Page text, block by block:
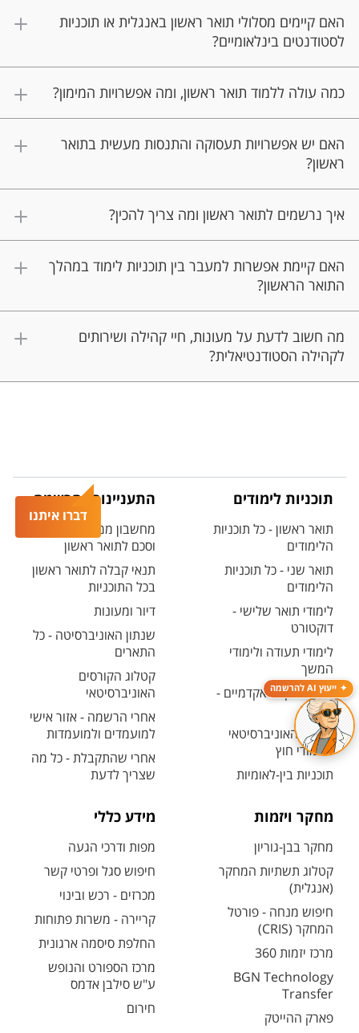
דברו איתנו
ייעוץ AI להרשמה
האם קיימים מסלולי תואר ראשון באנגלית או תוכניות
לסטודנטים בינלאומיים?
כמה עולה ללמוד תואר ראשון, ומה אפשרויות המימון?
האם יש אפשרויות תעסוקה והתנסות מעשית בתואר
ראשון?
איך נרשמים לתואר ראשון ומה צריך להכין?
האם קיימת אפשרות למעבר בין תוכניות לימוד במהלך
התואר הראשון?
מה חשוב לדעת על מעונות, חיי קהילה ושירותים
לקהילה הסטודנטיאלית?
תוכניות לימודים
תואר ראשון - כל תוכניות
הלימודים
תואר שני - כל תוכניות
הלימודים
לימודי תואר שלישי -
דוקטורט
לימודי תעודה ולימודי
המשך
לימודים קדם אקדמיים -
מכינות
המרכז האוניברסיטאי
ללימודי חוץ
תוכניות בין-לאומיות
התעניינות והרשמה
מחשבון ממוצע בגרות
וסכם לתואר ראשון
תנאי קבלה לתואר ראשון
בכל התוכניות
דיור ומעונות
שנתון האוניברסיטה - כל
התארים
קטלוג הקורסים
האוניברסיטאי
אחרי הרשמה - אזור אישי
למועמדים ולמועמדות
אחרי שהתקבלת - כל מה
שצריך לדעת
מחקר ויזמות
מחקר בבן-גוריון
קטלוג תשתיות המחקר
(אנגלית)
חיפוש מנחה - פורטל
המחקר (CRIS)
מרכז יזמות 360
BGN Technology
Transfer
פארק ההייטק
מידע כללי
מפות ודרכי הגעה
חיפוש סגל ופרטי קשר
מכרזים - רכש ובינוי
קריירה - משרות פתוחות
החלפת סיסמה ארגונית
מרכז הספורט והנופש
ע"ש סילבן אדמס
חירום